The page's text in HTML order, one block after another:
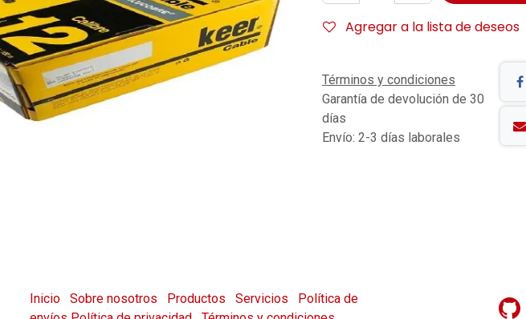
Agregar a la lista de deseos
Términos y condiciones
Garantía de devolución de 30
días
Envío: 2-3 días laborales
Inicio Sobre nosotros Productos Servicios
Política de